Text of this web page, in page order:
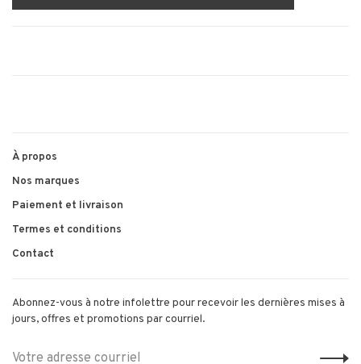
À propos
Nos marques
Paiement et livraison
Termes et conditions
Contact
Abonnez-vous à notre infolettre pour recevoir les dernières mises à
jours, offres et promotions par courriel.